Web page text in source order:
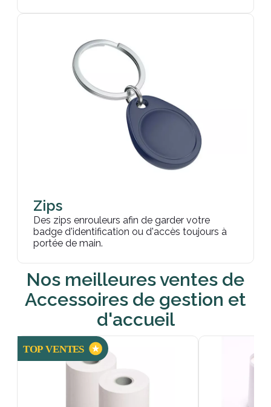
Zips
Des zips enrouleurs afin de garder votre
badge d'identification ou d'accès toujours à
portée de main.
Nos meilleures ventes de
Accessoires de gestion et
d'accueil